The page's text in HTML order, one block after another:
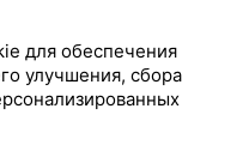
для обеспечения
улучшения, сбора